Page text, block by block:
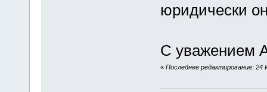
юридически
С уважением
« Последнее редактирование: